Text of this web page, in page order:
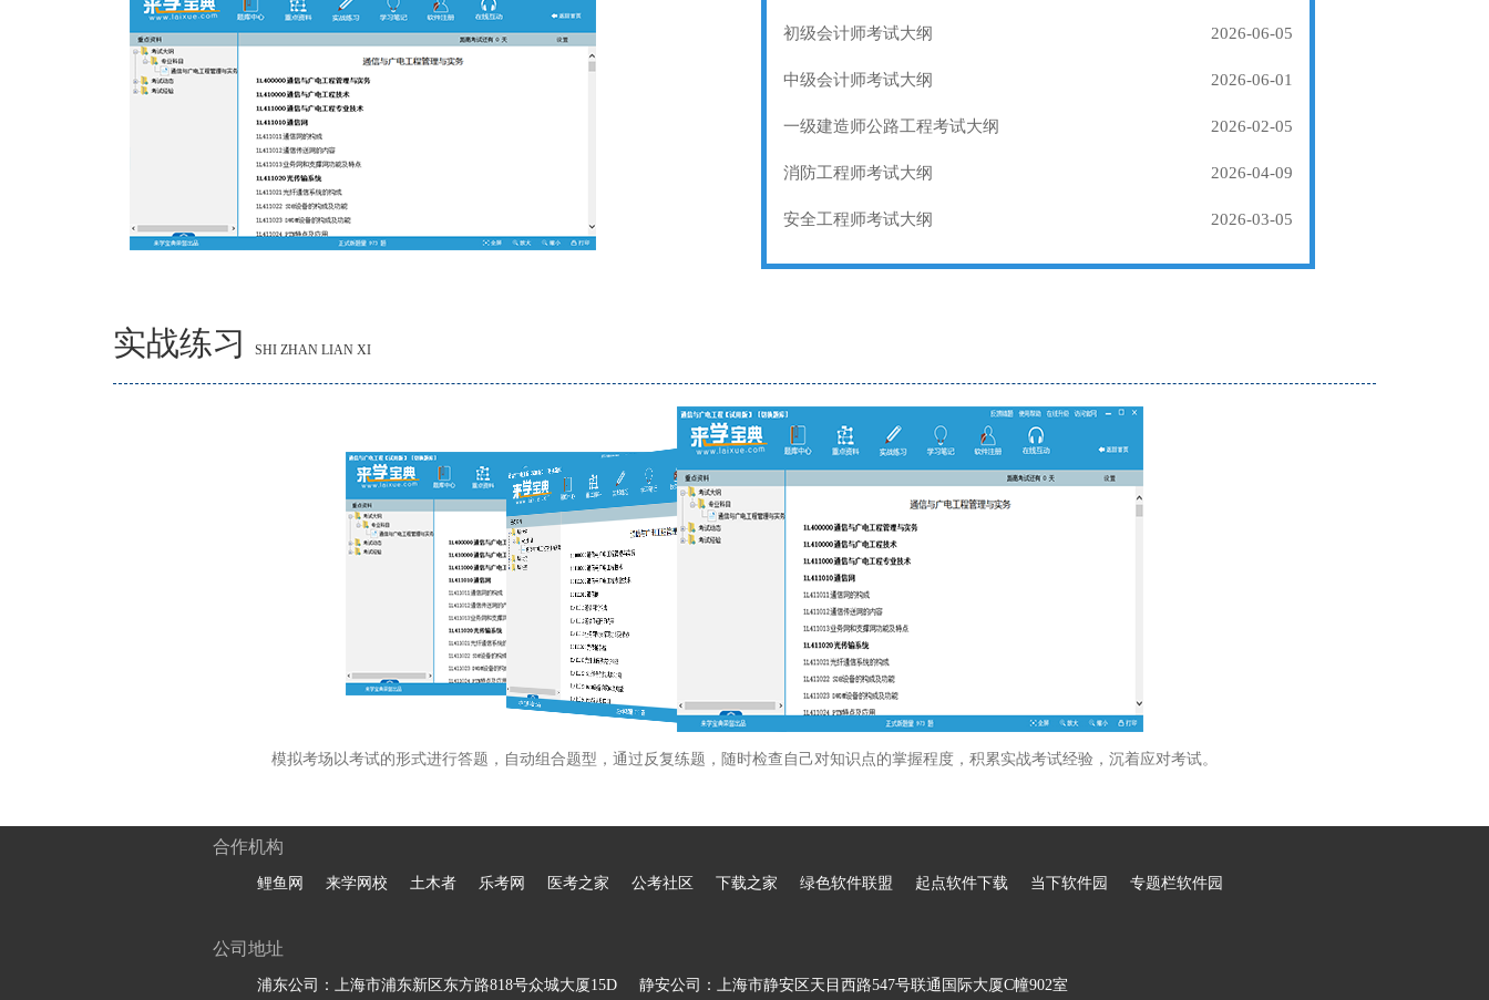
初级会计师考试大纲 2026-06-05
中级会计师考试大纲 2026-06-01
一级建造师公路工程考试大纲 2026-02-05
消防工程师考试大纲 2026-04-09
安全工程师考试大纲 2026-03-05
实战练习 SHI ZHAN LIAN XI
模拟考场以考试的形式进行答题，自动组合题型，通过反复练题，随时检查自己对知识点的掌握程度，积累实战考试经验，沉着应对考试。
合作机构
鲤鱼网 来学网校 土木者 乐考网 医考之家 公考社区 下载之家 绿色软件联盟 起点软件下载 当下软件园 专题栏软件园
公司地址
浦东公司：上海市浦东新区东方路818号众城大厦15D 静安公司：上海市静安区天目西路547号联通国际大厦C幢902室